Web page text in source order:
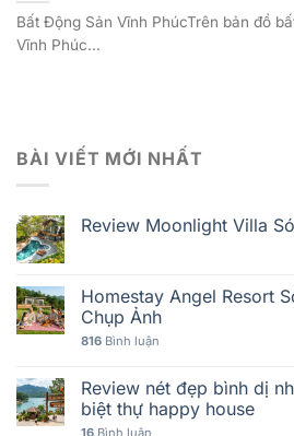
Bất Động Sản Vĩnh PhúcTrên bản đồ
Vĩnh Phúc...
BÀI VIẾT MỚI NHẤT
Review Moonlight Villa
Homestay Angel Resort
Chụp Ảnh
816 Bình luận
Review nét đẹp bình dị
biệt thự happy house